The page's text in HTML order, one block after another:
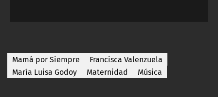
Mamá por Siempre
Francisca Valenzuela
María Luisa Godoy
Maternidad Música